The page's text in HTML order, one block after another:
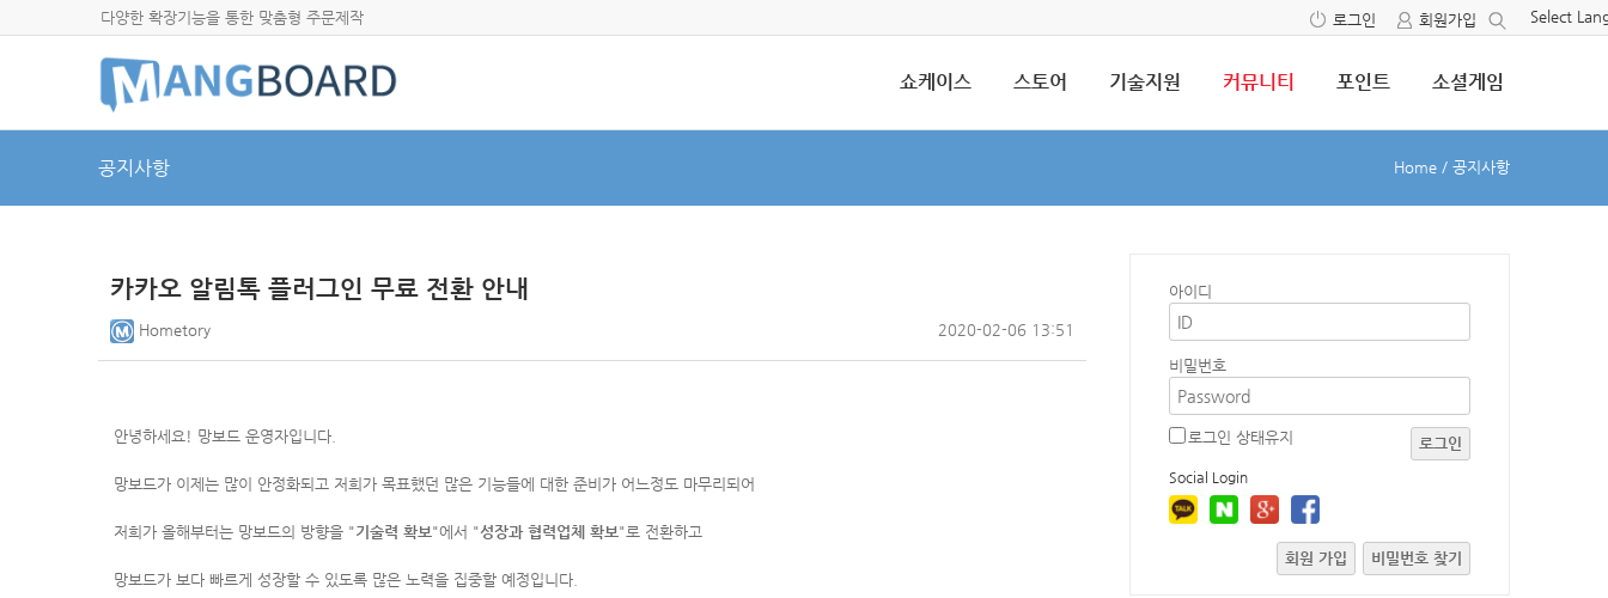
다양한 확장기능을 통한 맞춤형 주문제작 Select
로그인 회원가입
쇼케이스 스토어 기술지원 커뮤니티 포인트 소셜게임
공지사항 Home / 공지사항
카카오 알림톡 플러그인 무료 전환 안내
Hometory 2020-02-06 13:51
안녕하세요! 망보드 운영자입니다.
망보드가 이제는 많이 안정화되고 저희가 목표했던 많은 기능들에 대한 준비가 어느정도 마무리되어
저희가 올해부터는 망보드의 방향을 "기술력 확보"에서 "성장과 협력업체 확보"로 전환하고
망보드가 보다 빠르게 성장할 수 있도록 많은 노력을 집중할 예정입니다.
아이디
비밀번호
로그인 상태유지 로그인
Social Login
회원 가입 비밀번호 찾기